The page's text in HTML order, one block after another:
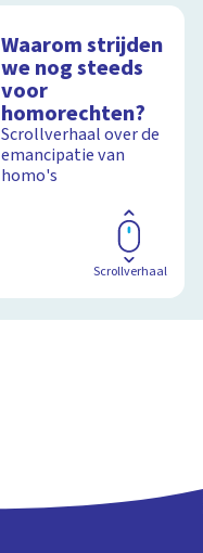
Waarom strijden
we nog steeds
voor
homorechten?
Scrollverhaal over de
emancipatie van
homo's
Scrollverhaal